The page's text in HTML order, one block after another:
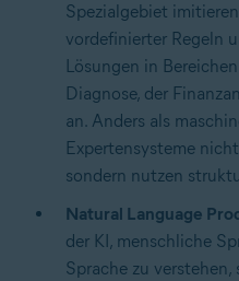
Spezialgebiet
vordefinierter Regeln
Lösungen in
Diagnose, der
an. Anders als
Expertensysteme
sondern nutzen
Natural Language
der KI, menschliche
Sprache zu